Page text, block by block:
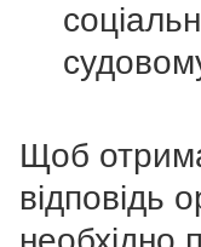
Щоб
відповідь